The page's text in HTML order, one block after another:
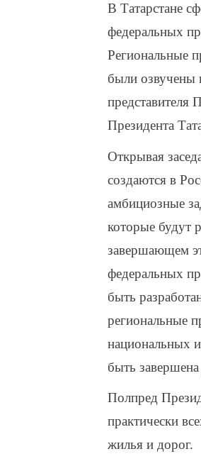
В Татарстане
федеральных
Региональные
были озвучены
Президента
Открывая
создаются в
амбициозные
которые будут
завершающем
федеральных
быть
региональные
национальных
быть
Полпред
практически
жилья и дорог.